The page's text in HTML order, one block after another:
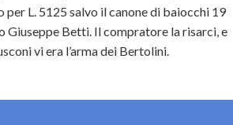
L. 5125 salvo il canone di baiocchi 19
Giuseppe Betti. Il compratore la risarci, e
vi era l’arma dei Bertolini.